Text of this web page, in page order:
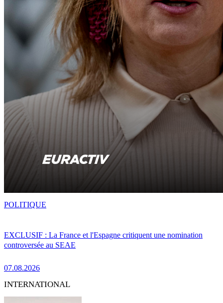
EXCLUSIF : La France et l'Espagne critiquent une nomination
controversée au SEAE
07.08.2026
POLITIQUE
INTERNATIONAL